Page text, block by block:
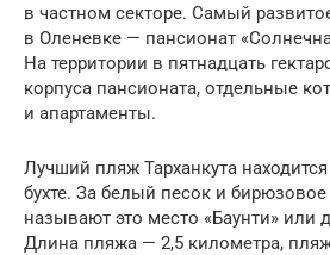
в частном секторе. Самый
в Оленевке — пансионат
На территории в пятнадцать
корпуса пансионата, отдельные
и апартаменты.
Лучший пляж Тарханкута
бухте. За белый песок и
называют это место «Баунти» или
Длина пляжа — 2,5 километра,